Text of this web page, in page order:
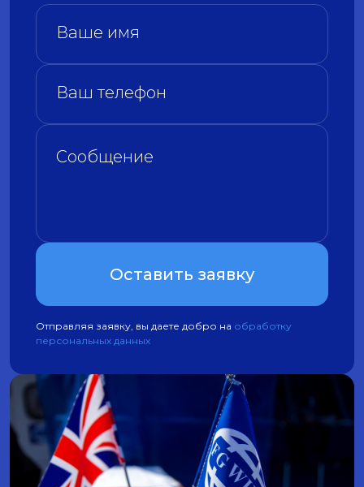
Оставить заявку
Отправляя заявку, вы даете добро на обработку
персональных данных